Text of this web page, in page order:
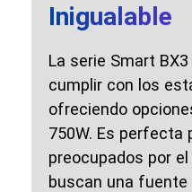
Inigualable
La serie Smart
cumplir con los
ofreciendo
750W. Es perfecta
preocupados por
buscan una